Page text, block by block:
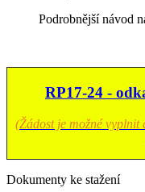
Podrobnější návod
RP17-24 -
(Žádost je možné vyplnit
Dokumenty ke stažení